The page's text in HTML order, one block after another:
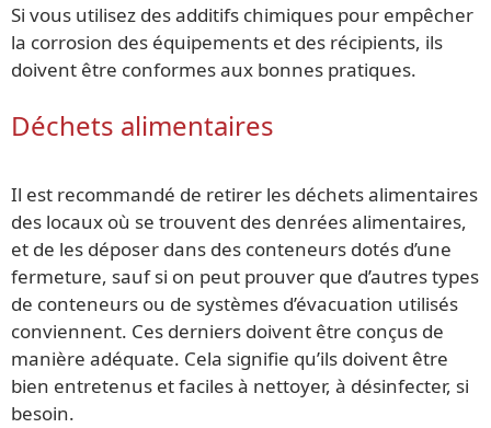
Si vous utilisez des additifs chimiques pour empêcher
la corrosion des équipements et des récipients, ils
doivent être conformes aux bonnes pratiques.
Déchets alimentaires
Il est recommandé de retirer les déchets alimentaires
des locaux où se trouvent des denrées alimentaires,
et de les déposer dans des conteneurs dotés d’une
fermeture, sauf si on peut prouver que d’autres types
de conteneurs ou de systèmes d’évacuation utilisés
conviennent. Ces derniers doivent être conçus de
manière adéquate. Cela signifie qu’ils doivent être
bien entretenus et faciles à nettoyer, à désinfecter, si
besoin.